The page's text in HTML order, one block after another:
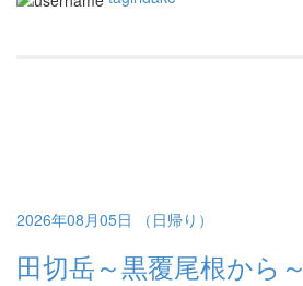
2026年08月05日 （日帰り）
田切岳～黒覆尾根から～